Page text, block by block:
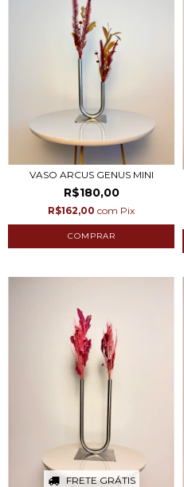
VASO ARCUS GENUS MINI
R$180,00
R$162,00 com Pix
FRETE GRÁTIS